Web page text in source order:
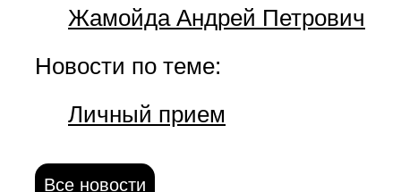
Жамойда Андрей Петрович
Новости по теме:
Личный прием
Все новости